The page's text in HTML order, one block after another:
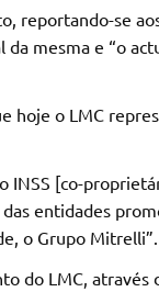
reportando-se
mesma e “o
hoje o LMC
INSS [co-
entidades
o Grupo Mitrelli”.
do LMC, através